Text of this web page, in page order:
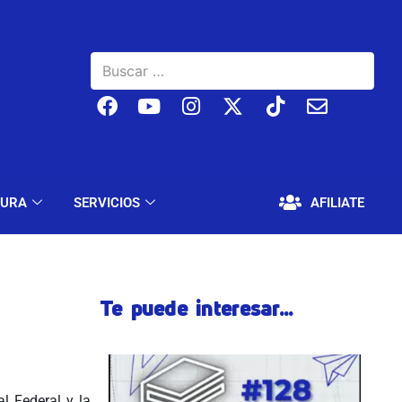
SERVICIOS AFILIATE
EDUCACIÓN Y CULTURA SERVICIOS
Te puede interesar...